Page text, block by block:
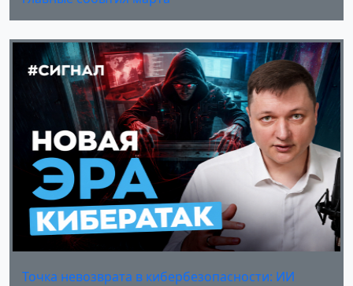
Точка невозврата в кибербезопасности: ИИ